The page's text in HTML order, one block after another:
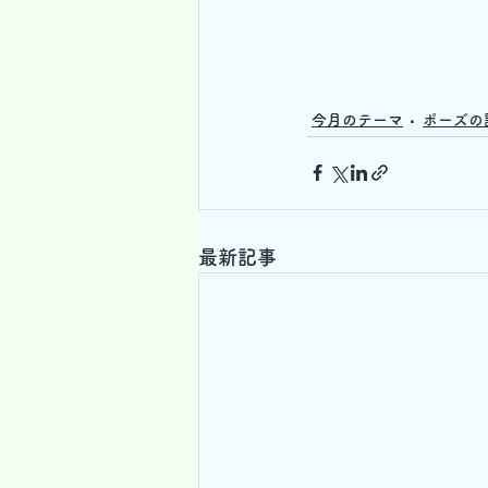
今月のテーマ ポーズの
最新記事